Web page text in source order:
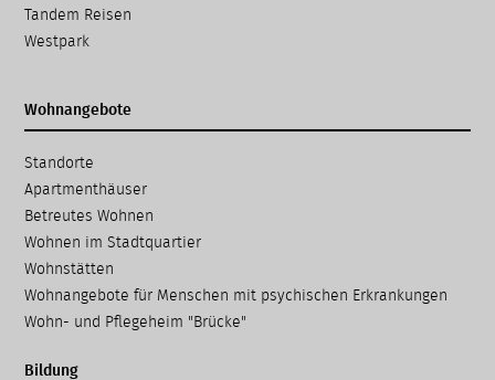
Tandem Reisen
Westpark
Wohnangebote
Navigation
überspringen
Standorte
Apartmenthäuser
Betreutes Wohnen
Wohnen im Stadtquartier
Wohnstätten
Wohnangebote für Menschen mit psychischen Erkrankungen
Wohn- und Pflegeheim "Brücke"
Bildung